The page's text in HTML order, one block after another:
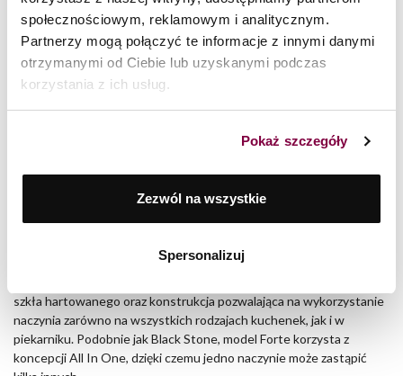
społecznościowym, reklamowym i analitycznym.
Partnerzy mogą połączyć te informacje z innymi danymi
otrzymanymi od Ciebie lub uzyskanymi podczas
korzystania z ich usług.
Pokaż szczegóły
Zezwól na wszystkie
Spersonalizuj
ilości tłuszczu, a czyszczenie naczynia staje się znacznie prostsze.
Model ten wykorzystuje oczywiście koncepcję All In One. Oznacza
to, że w jednym naczyniu można smażyć, gotować, dusić, zapiekać, a
nawet piec ciasta. Dodatkowym atutem jest szklana pokrywa
aluminium, jednak zastosowano w niej nieco inną, trójwarstwową
powłokę żelową typu marble stone, przeznaczoną do
szkła hartowanego oraz konstrukcja pozwalająca na wykorzystanie
naczynia zarówno na wszystkich rodzajach kuchenek, jak i w
piekarniku. Podobnie jak Black Stone, model Forte korzysta z
koncepcji All In One, dzięki czemu jedno naczynie może zastąpić